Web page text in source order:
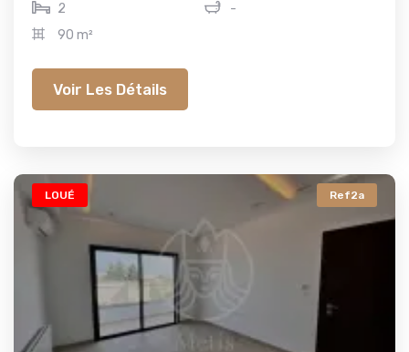
2
-
90 m²
Voir Les Détails
LOUÉ Ref2a